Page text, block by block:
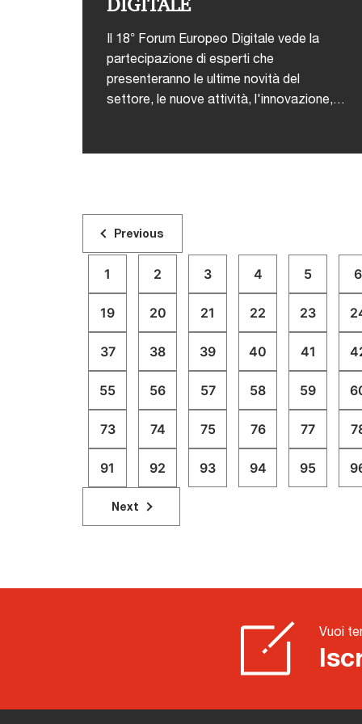
DIGITALE
Il 18° Forum Europeo Digitale vede la
partecipazione di esperti che
presenteranno le ultime novità del
settore, le nuove attività, l'innovazione,
Italia - Technology, Media and
disponibile al link
Previous
1 2 3 4 5 6
19 20 21 22 23
37 38 39 40 41
55 56 57 58 59
73 74 75 76 77
91 92 93 94 95
Next
Vuoi